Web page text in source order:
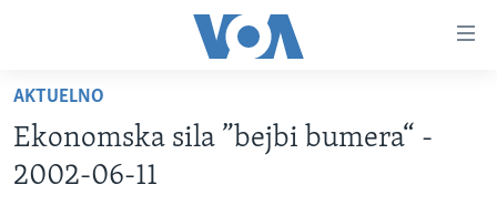
glavni
sadržaj
Idi
na
NASLOVNA
AKTUELNO
Ekonomska sila ”bejbi bumera“ -
2002-06-11